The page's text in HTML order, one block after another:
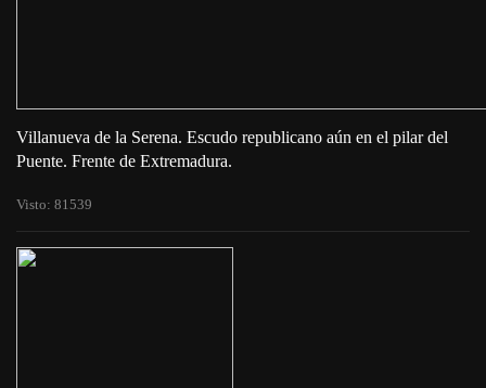
Villanueva de la Serena. Escudo republicano aún en el pilar del
Puente. Frente de Extremadura.
Visto: 81539